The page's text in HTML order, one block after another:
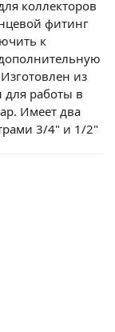
коллекторов
фитинг
к
из
работы в
Имеет два
3/4" и 1/2"